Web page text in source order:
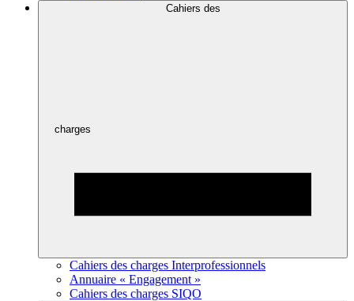
Cahiers des
charges
Cahiers des charges Interprofessionnels
Annuaire « Engagement »
Cahiers des charges SIQO